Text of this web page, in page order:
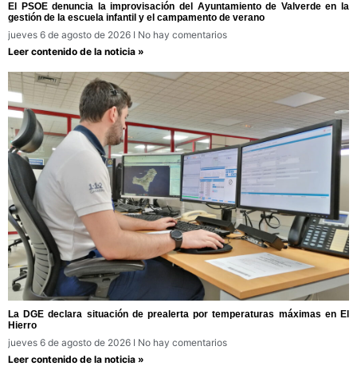
El PSOE denuncia la improvisación del Ayuntamiento de Valverde en la
gestión de la escuela infantil y el campamento de verano
jueves 6 de agosto de 2026
No hay comentarios
Leer contenido de la noticia »
La DGE declara situación de prealerta por temperaturas máximas en El
Hierro
jueves 6 de agosto de 2026
No hay comentarios
Leer contenido de la noticia »